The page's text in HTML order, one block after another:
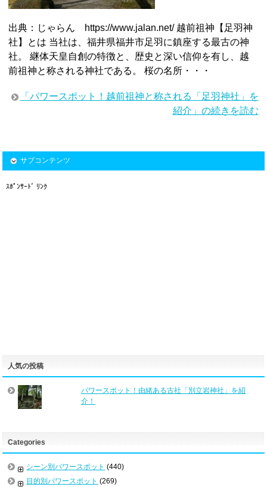
出典：じゃらん https://www.jalan.net/ 越前祖神【足羽神
社】とは 当社は、福井県福井市足羽に鎮座する最古の神
社。 継体天皇自創の特徴と、歴史と深い信仰を有し、越
前祖神と称される神社である。 桜の名所・・・
「パワースポット！越前祖神と称される「足羽神社」を
紹介」の続きを読む
サブコンテンツ
ｽﾎﾟﾝｻｰﾄﾞ ﾘﾝｸ
人気の投稿
パワースポット！由緒ある古社「別立岩神社」を紹
介！
Categories
シーン別パワースポット (440)
目的別パワースポット (269)